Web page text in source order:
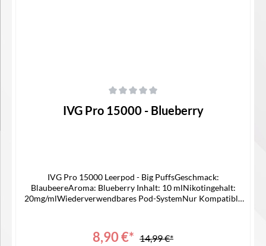
IVG Pro 15000 - Blueberry
IVG Pro 15000 Leerpod - Big PuffsGeschmack:
BlaubeereAroma: Blueberry Inhalt: 10 mlNikotingehalt:
20mg/mlWiederverwendbares Pod-SystemNur Kompatible
8,90 €* 14,99 €*